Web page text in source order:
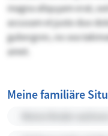
magna aliquyam erat,
accusam et justo duo
gubergren, no sea
amet.
Meine familiäre